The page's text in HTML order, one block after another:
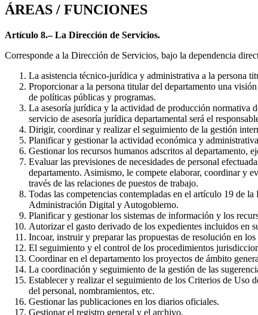
ÁREAS / FUNCIONES
Artículo 8.– La Dirección de Servicios.
Corresponde a la Dirección de Servicios, bajo la dependencia
La asistencia técnico-jurídica y administrativa a la persona
Proporcionar a la persona titular del departamento una
de políticas públicas y programas.
La asesoría jurídica y la actividad de producción normativa
servicio de asesoría jurídica departamental será el
Dirigir, coordinar y realizar el seguimiento de la gestión
Planificar y gestionar la actividad económica y
Gestionar los recursos humanos adscritos al departamento,
Evaluar las previsiones de necesidades de personal
departamento. Asimismo, le compete elaborar, coordinar y
través de las relaciones de puestos de trabajo.
Todas las competencias contempladas en el artículo 19 de
Administración Digital y Autogobierno.
Planificar y gestionar los sistemas de información y los
Autorizar el gasto derivado de los expedientes incluidos en
Incoar, instruir y preparar las propuestas de resolución en
El seguimiento y el control de los procedimientos
Coordinar en el departamento los proyectos de ámbito
La coordinación y seguimiento de la gestión de las
Establecer y realizar el seguimiento de los Criterios de Uso
del personal, nombramientos, etc.
Gestionar las publicaciones en los diarios oficiales.
Gestionar el registro general y el archivo.